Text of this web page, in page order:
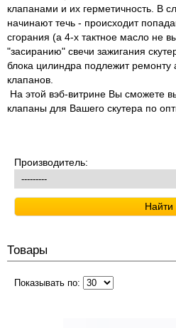
клапанами и их герметичность. В
начинают течь - происходит
сгорания (а 4-х тактное масло не
"засиранию" свечи зажигания
блока цилиндра подлежит ремонту
клапанов.
На этой вэб-витрине Вы сможете
клапаны для Вашего скутера по
Производитель:
Товары
Показывать по: